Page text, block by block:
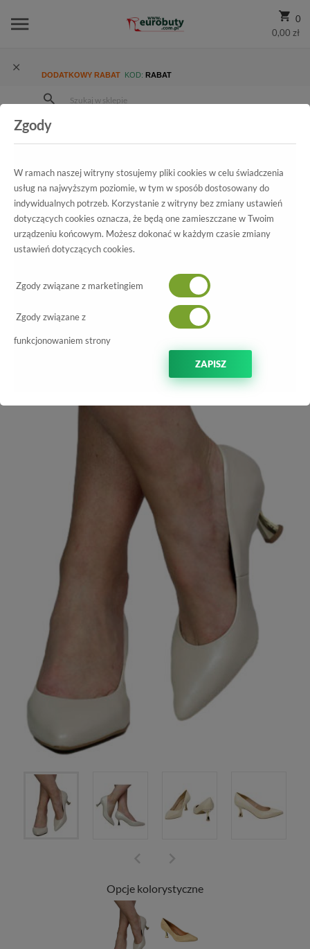
0
0,00 zł
DODATKOWY RABAT KOD: RABAT
Kolekcja damska
Kolekcja ślubna
Wszystkie produkty
2111/OBL B-Perła Skóra Naturalna
-15%
Opcje kolorystyczne
Zgody
W ramach naszej witryny stosujemy pliki cookies w celu świadczenia
usług na najwyższym poziomie, w tym w sposób dostosowany do
indywidualnych potrzeb. Korzystanie z witryny bez zmiany ustawień
dotyczących cookies oznacza, że będą one zamieszczane w Twoim
urządzeniu końcowym. Możesz dokonać w każdym czasie zmiany
ustawień dotyczących cookies.
Zgody związane z marketingiem
Zgody związane z
funkcjonowaniem strony
ZAPISZ